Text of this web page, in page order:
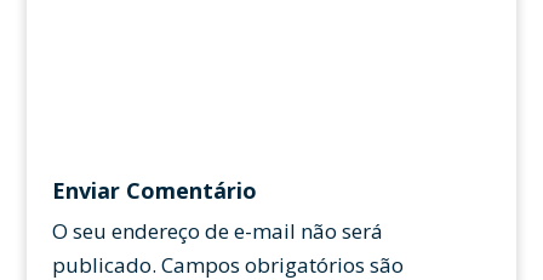
Enviar Comentário
O seu endereço de e-mail não será
publicado. Campos obrigatórios são